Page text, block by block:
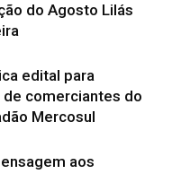
do Agosto Lilás
edital para
comerciantes do
Mercosul
aos